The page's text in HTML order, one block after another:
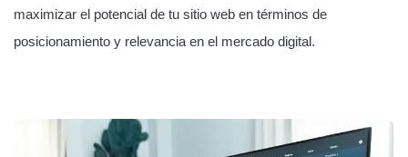
maximizar el potencial de tu sitio web en términos de
posicionamiento y relevancia en el mercado digital.